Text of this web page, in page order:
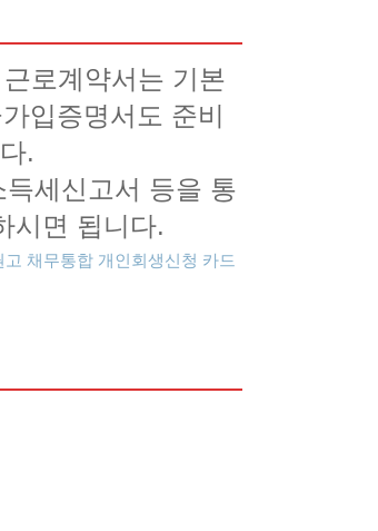
로계약서는 기본
입증명서도 준비
.
세신고서 등을 통
시면 됩니다.
고 채무통합 개인회생신청